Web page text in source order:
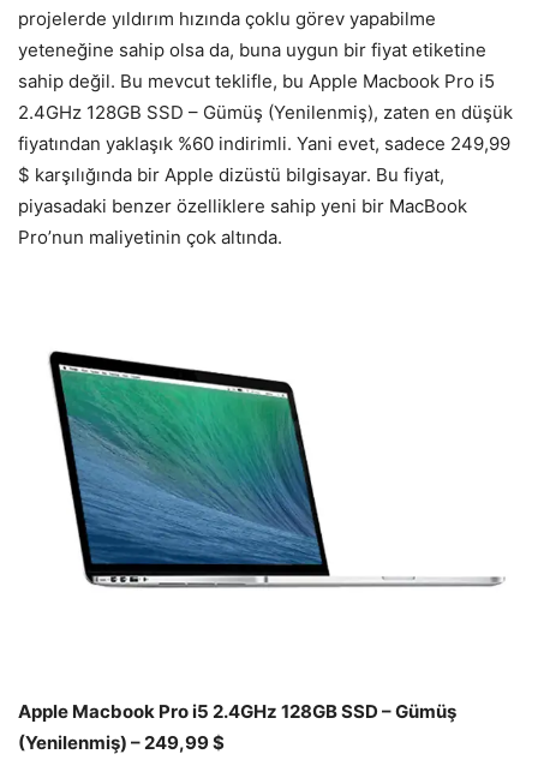
projelerde yıldırım hızında çoklu görev yapabilme
yeteneğine sahip olsa da, buna uygun bir fiyat etiketine
sahip değil. Bu mevcut teklifle, bu Apple Macbook Pro i5
2.4GHz 128GB SSD – Gümüş (Yenilenmiş), zaten en düşük
fiyatından yaklaşık %60 indirimli. Yani evet, sadece 249,99
$ karşılığında bir Apple dizüstü bilgisayar. Bu fiyat,
piyasadaki benzer özelliklere sahip yeni bir MacBook
Pro’nun maliyetinin çok altında.
Apple Macbook Pro i5 2.4GHz 128GB SSD – Gümüş
(Yenilenmiş) – 249,99 $